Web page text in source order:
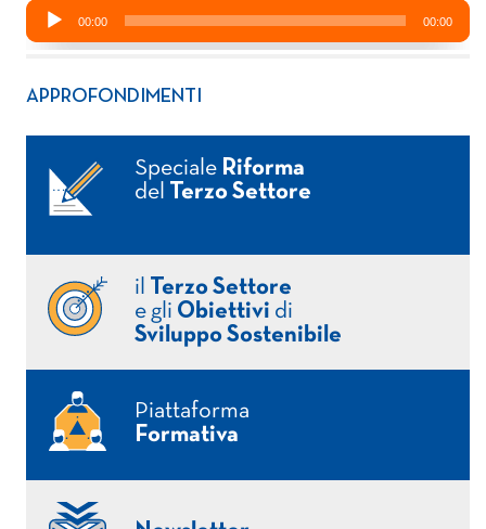
APPROFONDIMENTI
Speciale Riforma
del
Terzo Settore
il
Terzo Settore
e gli Obiettivi di
Sviluppo Sostenibile
Piattaforma
Formativa